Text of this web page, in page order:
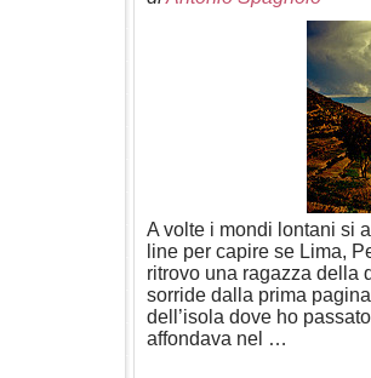
A volte i mondi lontani si
line per capire se Lima,
ritrovo una ragazza della
sorride dalla prima
dell’isola dove ho
affondava nel …